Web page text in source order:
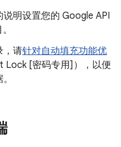
说明设置您的 Google API
，请针对自动填充功能优
Lock [密码专用]），以便